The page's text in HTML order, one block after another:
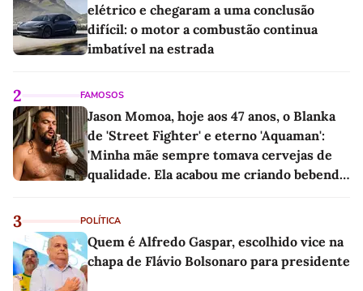
elétrico e chegaram a uma conclusão
difícil: o motor a combustão continua
imbatível na estrada
2 FAMOSOS
Jason Momoa, hoje aos 47 anos, o Blanka
de 'Street Fighter' e eterno 'Aquaman':
'Minha mãe sempre tomava cervejas de
qualidade. Ela acabou me criando bebendo
3 POLÍTICA
Quem é Alfredo Gaspar, escolhido vice na
chapa de Flávio Bolsonaro para presidente